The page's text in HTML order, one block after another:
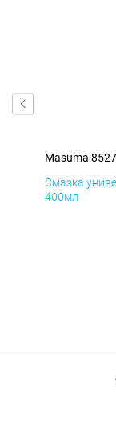
Masuma
Смазка
400мл